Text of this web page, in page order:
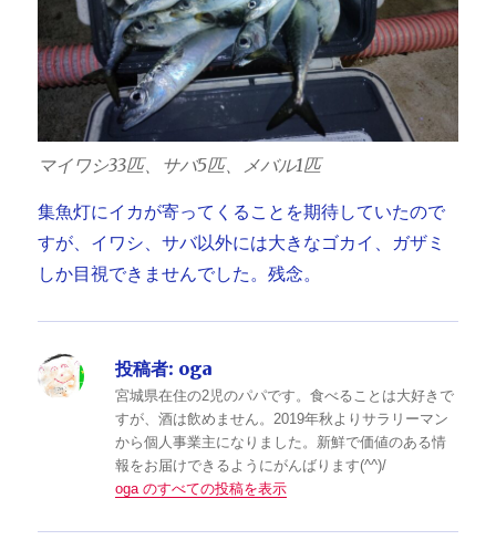
マイワシ33匹、サバ5匹、メバル1匹
集魚灯にイカが寄ってくることを期待していたので
すが、イワシ、サバ以外には大きなゴカイ、ガザミ
しか目視できませんでした。残念。
投稿者: oga
宮城県在住の2児のパパです。食べることは大好きで
すが、酒は飲めません。2019年秋よりサラリーマン
から個人事業主になりました。新鮮で価値のある情
報をお届けできるようにがんばります(^^)/
oga のすべての投稿を表示